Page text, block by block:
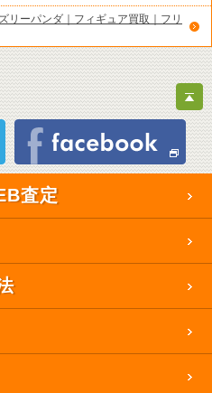
リーパンダ｜フィギュア買取｜フリ
査定